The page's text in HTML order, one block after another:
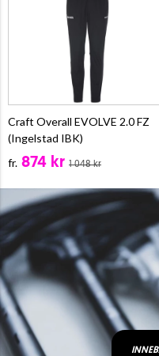
Craft Overall EVOLVE 2.0 FZ
(Ingelstad IBK)
fr. 874 kr 1 048 kr